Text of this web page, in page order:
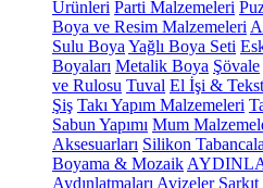
Ürünleri Parti Malzemeleri
Boya ve Resim Malzemeleri
Sulu Boya Yağlı Boya Seti
Boyaları Metalik Boya Şövale
ve Rulosu Tuval El İşi &
Şiş Takı Yapım Malzemeleri
Sabun Yapımı Mum
Aksesuarları Silikon
Boyama & Mozaik
Aydınlatmaları Avizeler